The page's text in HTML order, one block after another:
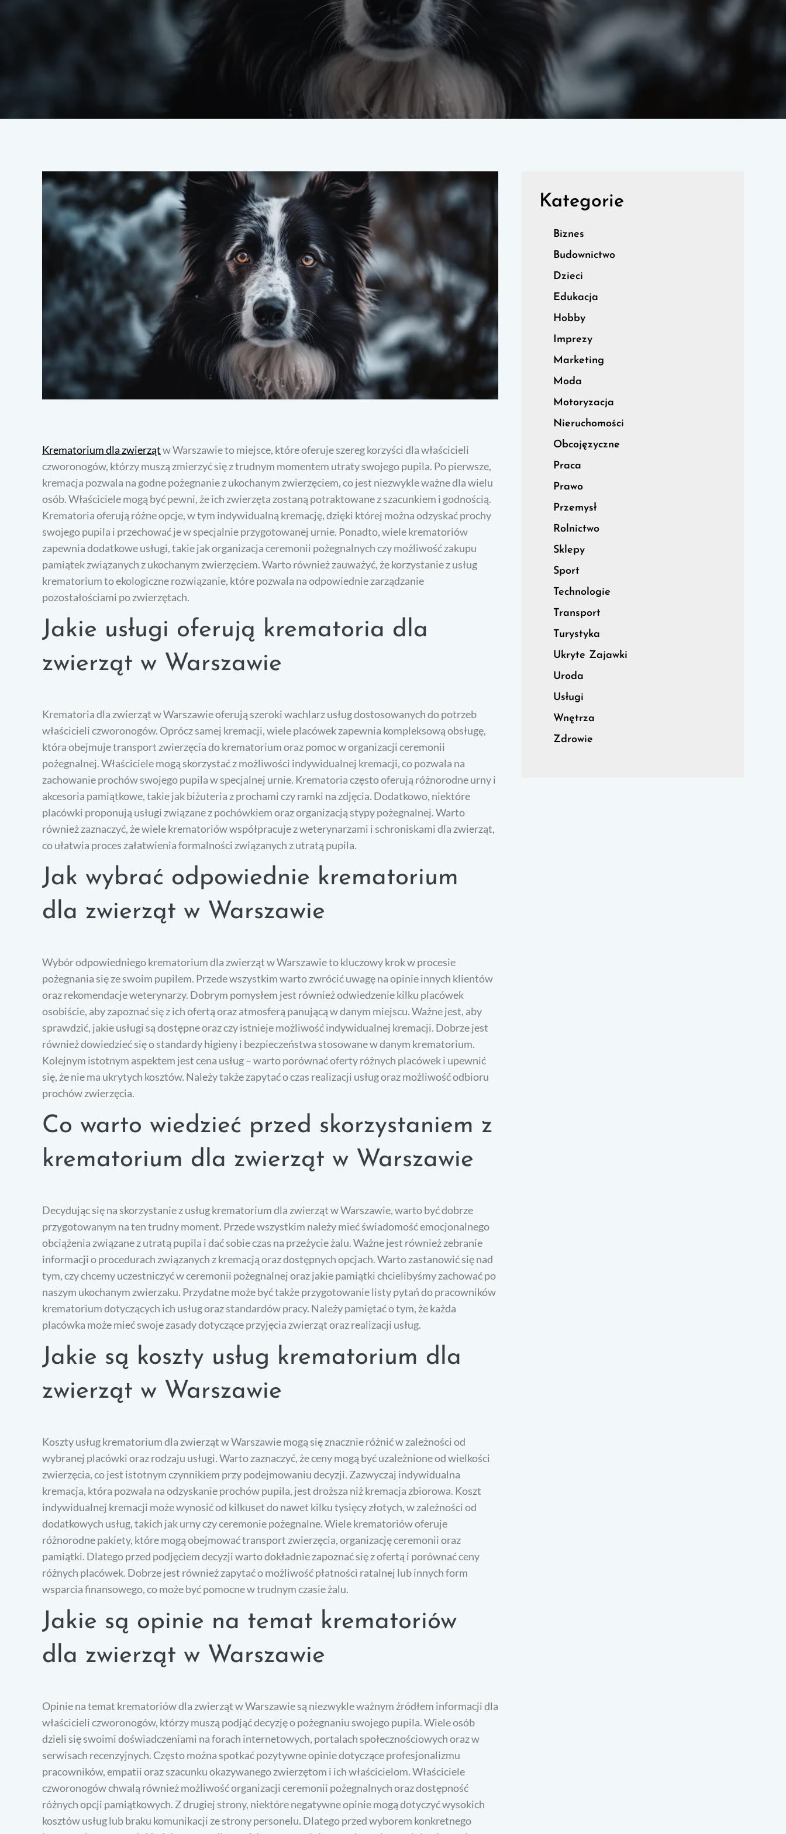
Krematorium dla zwierzątw Warszawie to miejsce, które oferuje szereg korzyści dla właścicieli
czworonogów, którzy muszą zmierzyć się z trudnym momentem utraty swojego pupila. Po pierwsze,
kremacja pozwala na godne pożegnanie z ukochanym zwierzęciem, co jest niezwykle ważne dla wielu
osób. Właściciele mogą być pewni, że ich zwierzęta zostaną potraktowane z szacunkiem i godnością.
Krematoria oferują różne opcje, w tym indywidualną kremację, dzięki której można odzyskać prochy
swojego pupila i przechować je w specjalnie przygotowanej urnie. Ponadto, wiele krematoriów
zapewnia dodatkowe usługi, takie jak organizacja ceremonii pożegnalnych czy możliwość zakupu
pamiątek związanych z ukochanym zwierzęciem. Warto również zauważyć, że korzystanie z usług
krematorium to ekologiczne rozwiązanie, które pozwala na odpowiednie zarządzanie
pozostałościami po zwierzętach.
Jakie usługi oferują krematoria dla
zwierząt w Warszawie
Krematoria dla zwierząt w Warszawie oferują szeroki wachlarz usług dostosowanych do potrzeb
właścicieli czworonogów. Oprócz samej kremacji, wiele placówek zapewnia kompleksową obsługę,
która obejmuje transport zwierzęcia do krematorium oraz pomoc w organizacji ceremonii
pożegnalnej. Właściciele mogą skorzystać z możliwości indywidualnej kremacji, co pozwala na
zachowanie prochów swojego pupila w specjalnej urnie. Krematoria często oferują różnorodne urny i
akcesoria pamiątkowe, takie jak biżuteria z prochami czy ramki na zdjęcia. Dodatkowo, niektóre
placówki proponują usługi związane z pochówkiem oraz organizacją stypy pożegnalnej. Warto
również zaznaczyć, że wiele krematoriów współpracuje z weterynarzami i schroniskami dla zwierząt,
co ułatwia proces załatwienia formalności związanych z utratą pupila.
Jak wybrać odpowiednie krematorium
dla zwierząt w Warszawie
Wybór odpowiedniego krematorium dla zwierząt w Warszawie to kluczowy krok w procesie
pożegnania się ze swoim pupilem. Przede wszystkim warto zwrócić uwagę na opinie innych klientów
oraz rekomendacje weterynarzy. Dobrym pomysłem jest również odwiedzenie kilku placówek
osobiście, aby zapoznać się z ich ofertą oraz atmosferą panującą w danym miejscu. Ważne jest, aby
sprawdzić, jakie usługi są dostępne oraz czy istnieje możliwość indywidualnej kremacji. Dobrze jest
również dowiedzieć się o standardy higieny i bezpieczeństwa stosowane w danym krematorium.
Kolejnym istotnym aspektem jest cena usług – warto porównać oferty różnych placówek i upewnić
się, że nie ma ukrytych kosztów. Należy także zapytać o czas realizacji usług oraz możliwość odbioru
prochów zwierzęcia.
Co warto wiedzieć przed skorzystaniem z
krematorium dla zwierząt w Warszawie
Decydując się na skorzystanie z usług krematorium dla zwierząt w Warszawie, warto być dobrze
przygotowanym na ten trudny moment. Przede wszystkim należy mieć świadomość emocjonalnego
obciążenia związane z utratą pupila i dać sobie czas na przeżycie żalu. Ważne jest również zebranie
informacji o procedurach związanych z kremacją oraz dostępnych opcjach. Warto zastanowić się nad
tym, czy chcemy uczestniczyć w ceremonii pożegnalnej oraz jakie pamiątki chcielibyśmy zachować po
naszym ukochanym zwierzaku. Przydatne może być także przygotowanie listy pytań do pracowników
krematorium dotyczących ich usług oraz standardów pracy. Należy pamiętać o tym, że każda
placówka może mieć swoje zasady dotyczące przyjęcia zwierząt oraz realizacji usług.
Jakie są koszty usług krematorium dla
zwierząt w Warszawie
Koszty usług krematorium dla zwierząt w Warszawie mogą się znacznie różnić w zależności od
wybranej placówki oraz rodzaju usługi. Warto zaznaczyć, że ceny mogą być uzależnione od wielkości
zwierzęcia, co jest istotnym czynnikiem przy podejmowaniu decyzji. Zazwyczaj indywidualna
kremacja, która pozwala na odzyskanie prochów pupila, jest droższa niż kremacja zbiorowa. Koszt
indywidualnej kremacji może wynosić od kilkuset do nawet kilku tysięcy złotych, w zależności od
dodatkowych usług, takich jak urny czy ceremonie pożegnalne. Wiele krematoriów oferuje
różnorodne pakiety, które mogą obejmować transport zwierzęcia, organizację ceremonii oraz
pamiątki. Dlatego przed podjęciem decyzji warto dokładnie zapoznać się z ofertą i porównać ceny
różnych placówek. Dobrze jest również zapytać o możliwość płatności ratalnej lub innych form
wsparcia finansowego, co może być pomocne w trudnym czasie żalu.
Jakie są opinie na temat krematoriów
dla zwierząt w Warszawie
Opinie na temat krematoriów dla zwierząt w Warszawie są niezwykle ważnym źródłem informacji dla
właścicieli czworonogów, którzy muszą podjąć decyzję o pożegnaniu swojego pupila. Wiele osób
dzieli się swoimi doświadczeniami na forach internetowych, portalach społecznościowych oraz w
serwisach recenzyjnych. Często można spotkać pozytywne opinie dotyczące profesjonalizmu
pracowników, empatii oraz szacunku okazywanego zwierzętom i ich właścicielom. Właściciele
czworonogów chwalą również możliwość organizacji ceremonii pożegnalnych oraz dostępność
różnych opcji pamiątkowych. Z drugiej strony, niektóre negatywne opinie mogą dotyczyć wysokich
kosztów usług lub braku komunikacji ze strony personelu. Dlatego przed wyborem konkretnego
Kategorie
Biznes
Budownictwo
Dzieci
Edukacja
Hobby
Imprezy
Marketing
Moda
Motoryzacja
Nieruchomości
Obcojęzyczne
Praca
Prawo
Przemysł
Rolnictwo
Sklepy
Sport
Technologie
Transport
Turystyka
Ukryte Zajawki
Uroda
Usługi
Wnętrza
Zdrowie